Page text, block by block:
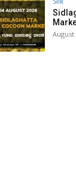
August